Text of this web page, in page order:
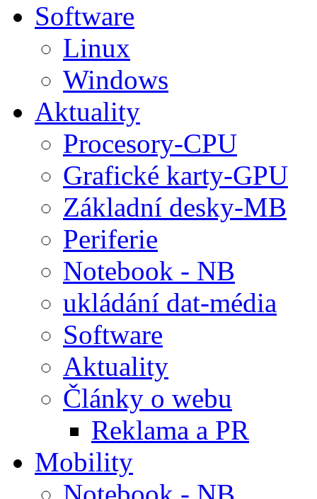
Software
Linux
Windows
Aktuality
Procesory-CPU
Grafické karty-GPU
Základní desky-MB
Periferie
Notebook - NB
ukládání dat-média
Software
Aktuality
Články o webu
Reklama a PR
Mobility